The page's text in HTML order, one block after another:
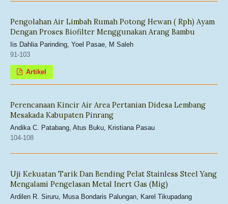
Pengolahan Air Limbah Rumah Potong Hewan ( Rph) Ayam
Dengan Proses Biofilter Menggunakan Arang Bambu
Iis Dahlia Parinding, Yoel Pasae, M Saleh
91-103
Artikel
Perencanaan Kincir Air Area Pertanian Didesa Lembang
Mesakada Kabupaten Pinrang
Andika C. Patabang, Atus Buku, Kristiana Pasau
104-108
Uji Kekuatan Tarik Dan Bending Pelat Stainless Steel Yang
Mengalami Pengelasan Metal Inert Gas (Mig)
Ardilen R. Siruru, Musa Bondaris Palungan, Karel Tikupadang